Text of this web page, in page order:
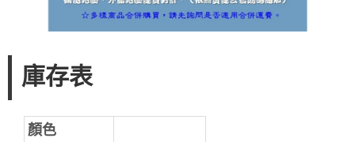
庫存表
顏色